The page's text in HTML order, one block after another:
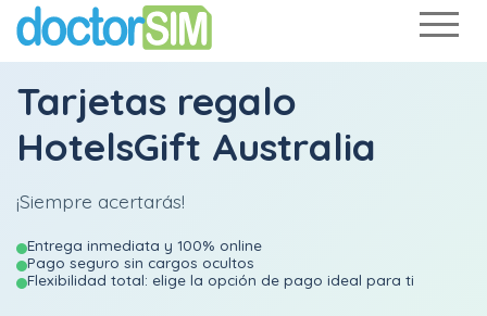
Tarjetas regalo
HotelsGift Australia
¡Siempre acertarás!
Entrega inmediata y 100% online
Pago seguro sin cargos ocultos
Flexibilidad total: elige la opción de pago ideal para ti